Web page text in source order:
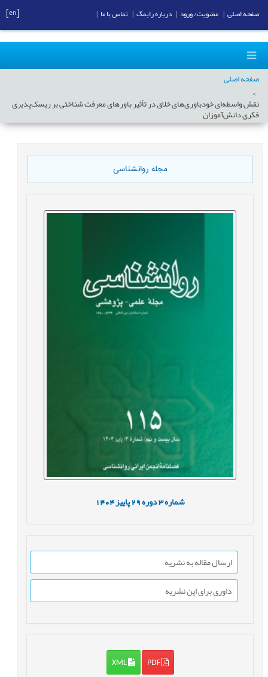
صفحه اصلی
نقش واسطه‌‌ای خودباوری‌های خلاق در تأثیر باورهای معرفت شناختی بر ریسک‌پذیری
فکری دانش‌آموزان
مجله روانشناسی
شماره3 دوره29 پاییز1404
ارسال مقاله به نشریه
داوری برای این نشریه
PDF
XML
صفحه اصلی عضویت/ ورود درباره رایمگ تماس با ما